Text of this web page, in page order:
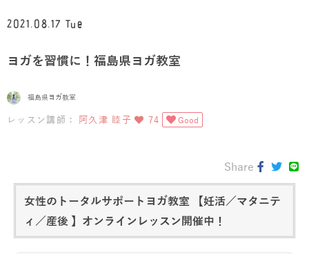
JAHAYOGA
2021.08.17 Tue
ヨガを習慣に！福島県ヨガ教室
福島県ヨガ教室
レッスン講師： 阿久津 睦子 74 Good
Share
女性のトータルサポートヨガ教室 【妊活／マタニテ
ィ／産後 】オンラインレッスン開催中！